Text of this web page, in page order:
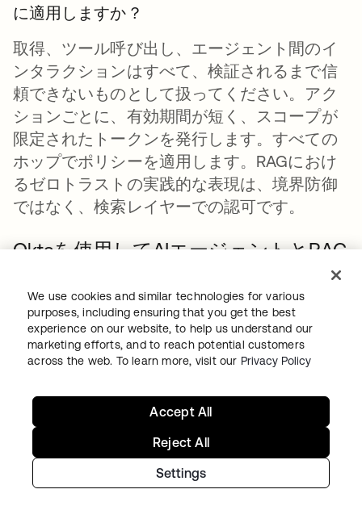
に適用しますか？
取得、ツール呼び出し、エージェント間のイ
ンタラクションはすべて、検証されるまで信
頼できないものとして扱ってください。アク
ションごとに、有効期間が短く、スコープが
限定されたトークンを発行します。すべての
ホップでポリシーを適用します。RAGにおけ
るゼロトラストの実践的な表現は、境界防御
ではなく、検索レイヤーでの認可です。
Oktaを使用してAIエージェントとRAG
認可のギャップを埋めるには、RAGワークフ
ロー全体で、人間のアイデンティティ、AIエ
ージェント、および検索認可を接続するIDコ
す。Oktaプラットフォームは、組織がAIエー
ジェントを非人間アイデンティティ（NHI）と
して管理し、取得レイヤーで詳細な認可を適
用し、エージェントワークフロー全体でユー
ザーコンテキストを伝播し、要求ユーザーか
We use cookies and similar technologies for various
purposes, including ensuring that you get the best
experience on our website, to help us understand our
marketing efforts, and to reach potential customers
across the web. To learn more, visit our Privacy Policy
Settings
Reject All
Accept All